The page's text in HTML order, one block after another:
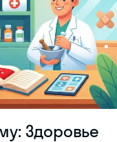
Здоровье